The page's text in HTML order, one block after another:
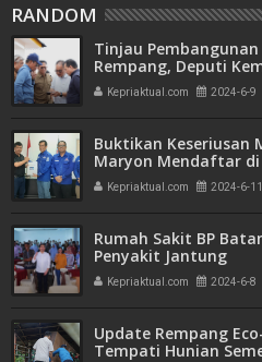
RANDOM
Tinjau
Rempang, Deputi
Rampung Sesuai
Kepriaktual.com 2024-6-9
Buktikan Keseriusan
Maryon Mendaftar
Demokrat
Kepriaktual.com 2024-6-11
Rumah Sakit BP
Penyakit Jantung
Kepriaktual.com 2024-6-8
Update Rempang
Tempati Hunian